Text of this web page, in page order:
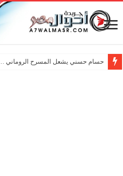
حسام حسني يشعل المسرح الروماني